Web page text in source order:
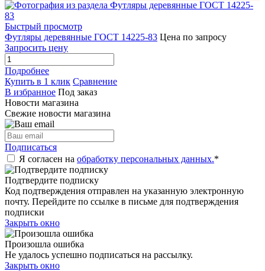
Быстрый просмотр
Футляры деревянные ГОСТ 14225-83 Цена по запросу
Запросить цену
Подробнее
Купить в 1 клик Сравнение
В избранное Под заказ
Новости магазина
Свежие новости магазина
Подписаться
Я согласен на обработку персональных данных.*
Подтвердите подписку
Код подтверждения отправлен на указанную электронную
почту. Перейдите по ссылке в письме для подтверждения
подписки
Закрыть окно
Произошла ошибка
Не удалось успешно подписаться на рассылку.
Закрыть окно